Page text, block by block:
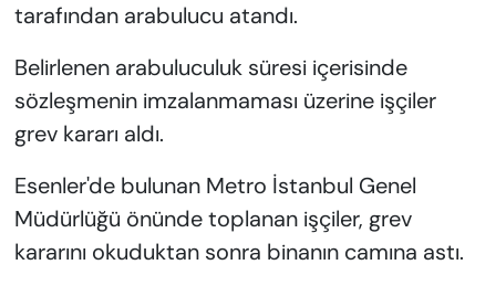
tarafından arabulucu atandı.
Belirlenen arabuluculuk süresi içerisinde
sözleşmenin imzalanmaması üzerine işçiler
grev kararı aldı.
Esenler'de bulunan Metro İstanbul Genel
Müdürlüğü önünde toplanan işçiler, grev
kararını okuduktan sonra binanın camına astı.